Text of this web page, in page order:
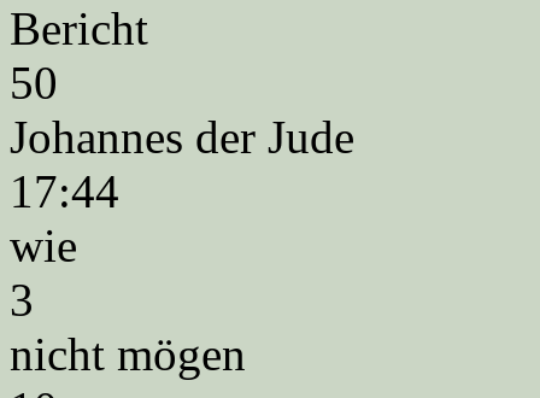
Bericht
50
Johannes der Jude
17:44
wie
3
nicht mögen